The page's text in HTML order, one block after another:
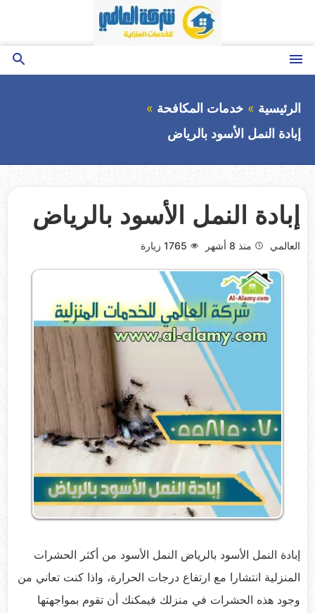
المحتوى
القائمة
بحث
الرئيسية
خدمات المكافحة
إبادة النمل الأسود بالرياض
إبادة النمل الأسود بالرياض
العالمي منذ 8 أشهر 1765 زيارة
إبادة النمل الأسود بالرياض النمل الأسود من أكثر الحشرات
المنزلية انتشارا مع ارتفاع درجات الحرارة، واذا كنت تعاني من
وجود هذه الحشرات في منزلك فيمكنك أن تقوم بمواجهتها